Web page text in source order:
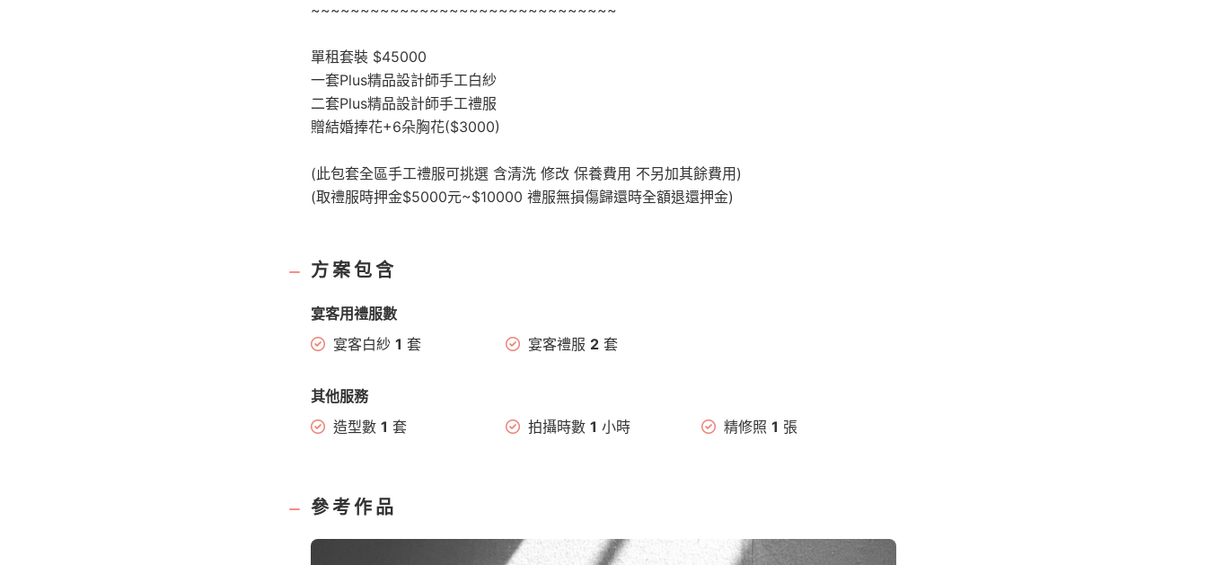
~~~~~~~~~~~~~~~~~~~~~~~~~~~~~~~
單租套裝 $45000
一套Plus精品設計師手工白紗
二套Plus精品設計師手工禮服
贈結婚捧花+6朵胸花($3000)
(此包套全區手工禮服可挑選 含清洗 修改 保養費用 不另加其餘費用)
(取禮服時押金$5000元~$10000 禮服無損傷歸還時全額退還押金)
方案包含
宴客用禮服數
宴客白紗 1 套 宴客禮服 2 套
其他服務
造型數 1 套 拍攝時數1 小時 精修照 1 張
參考作品